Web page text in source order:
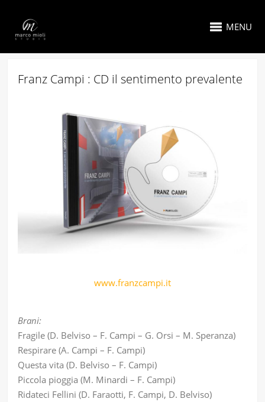
MENU
Franz Campi : CD il sentimento prevalente
www.franzcampi.it
Brani:
Fragile (D. Belviso – F. Campi – G. Orsi – M. Speranza)
Respirare (A. Campi – F. Campi)
Questa vita (D. Belviso – F. Campi)
Piccola pioggia (M. Minardi – F. Campi)
Ridateci Fellini (D. Faraotti, F. Campi, D. Belviso)